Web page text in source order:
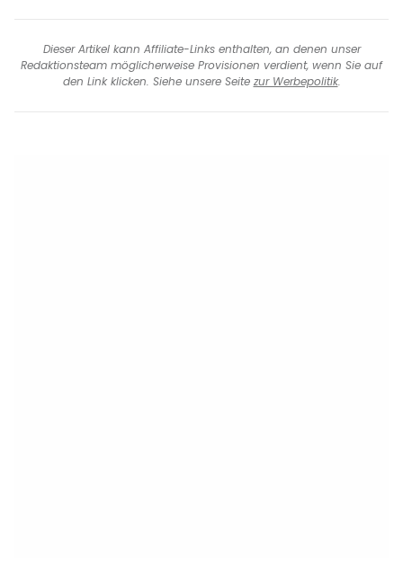
Dieser Artikel kann Affiliate-Links enthalten, an denen unser
Redaktionsteam möglicherweise Provisionen verdient, wenn Sie auf
den Link klicken. Siehe unsere Seite zur Werbepolitik.